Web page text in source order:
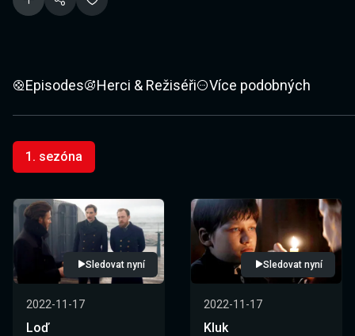
Episodes Herci & Režiséři Více podobných
1. sezóna
Sledovat nyní
2022-11-17
Loď
Sledovat nyní
2022-11-17
Kluk